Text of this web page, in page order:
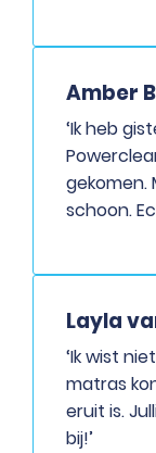
Amber
‘Ik heb
gekomen.
schoon.
Layla
‘Ik wist
matras
eruit is.
bij!’